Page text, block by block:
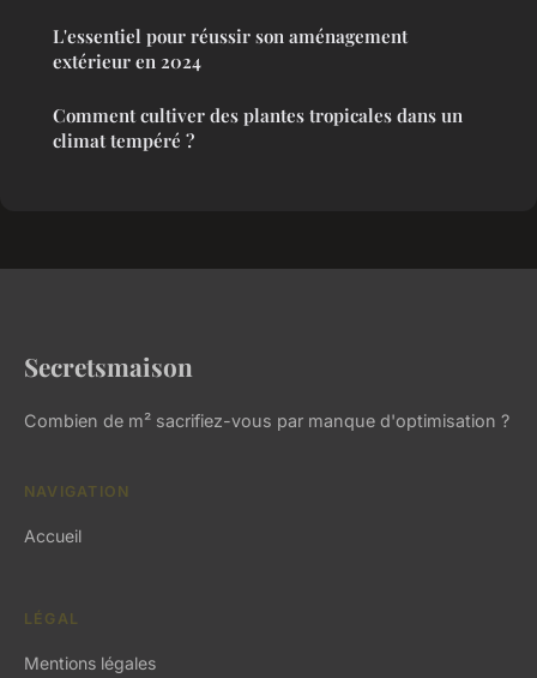
L'essentiel pour réussir son aménagement
extérieur en 2024
Comment cultiver des plantes tropicales dans un
climat tempéré ?
Secretsmaison
Combien de m² sacrifiez-vous par manque d'optimisation ?
NAVIGATION
Accueil
LÉGAL
Mentions légales